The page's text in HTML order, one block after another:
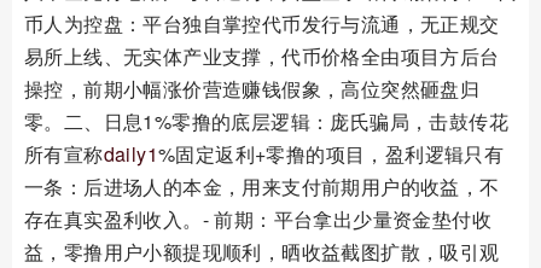
币人为控盘：平台独自掌控代币发行与流通，无正规交
易所上线、无实体产业支撑，代币价格全由项目方后台
操控，前期小幅涨价营造赚钱假象，高位突然砸盘归
零。二、日息1%零撸的底层逻辑：庞氏骗局，击鼓传花
所有宣称daily1%固定返利+零撸的项目，盈利逻辑只有
一条：后进场人的本金，用来支付前期用户的收益，不
存在真实盈利收入。- 前期：平台拿出少量资金垫付收
益，零撸用户小额提现顺利，晒收益截图扩散，吸引观